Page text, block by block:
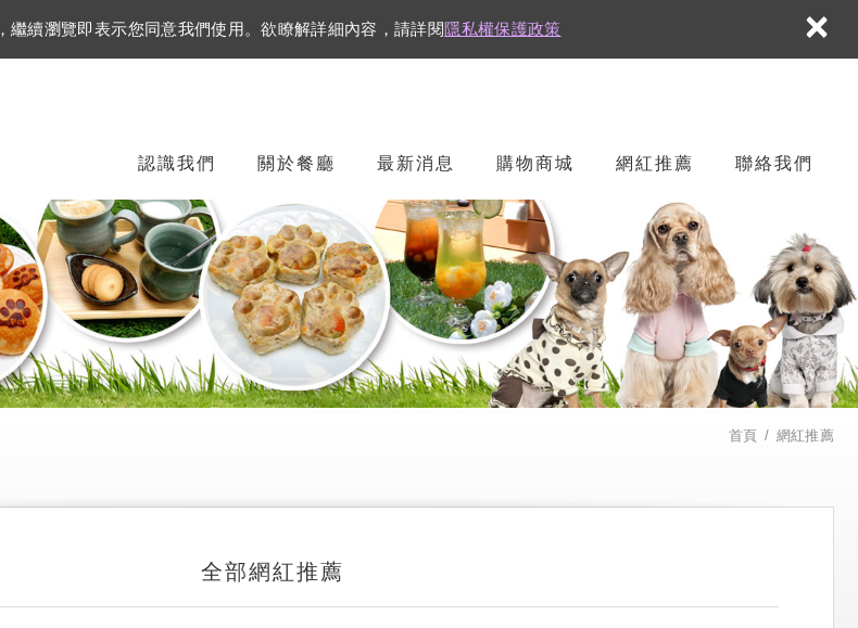
續瀏覽即表示您同意我們使用。欲瞭解詳細內容，請詳閱隱私權保護政策 ×
認識我們 關於餐廳 最新消息 購物商城 網紅推薦 聯絡我們
首頁 網紅推薦
全部網紅推薦